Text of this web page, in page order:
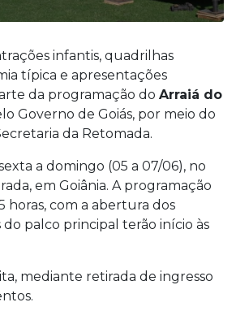
infantis, quadrilhas
típica e apresentações
da programação do Arraiá do
Governo de Goiás, por meio do
da Retomada.
a domingo (05 a 07/06), no
em Goiânia. A programação
horas, com a abertura dos
do palco principal terão início às
mediante retirada de ingresso